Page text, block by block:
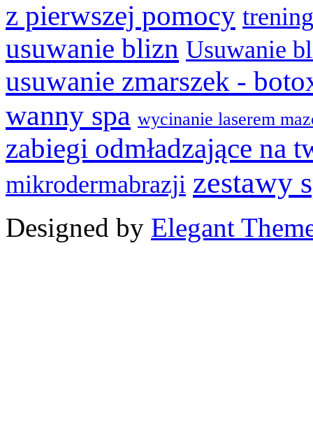
z pierwszej pomocy
usuwanie blizn Usuwanie
usuwanie zmarszek -
wanny spa wycinanie laserem
zabiegi odmładzające na
mikrodermabrazji zestawy
Designed by Elegant